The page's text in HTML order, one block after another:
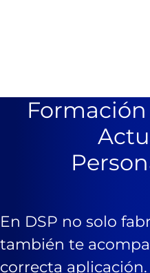
Formación
En DSP no solo
también te
correcta aplicación.